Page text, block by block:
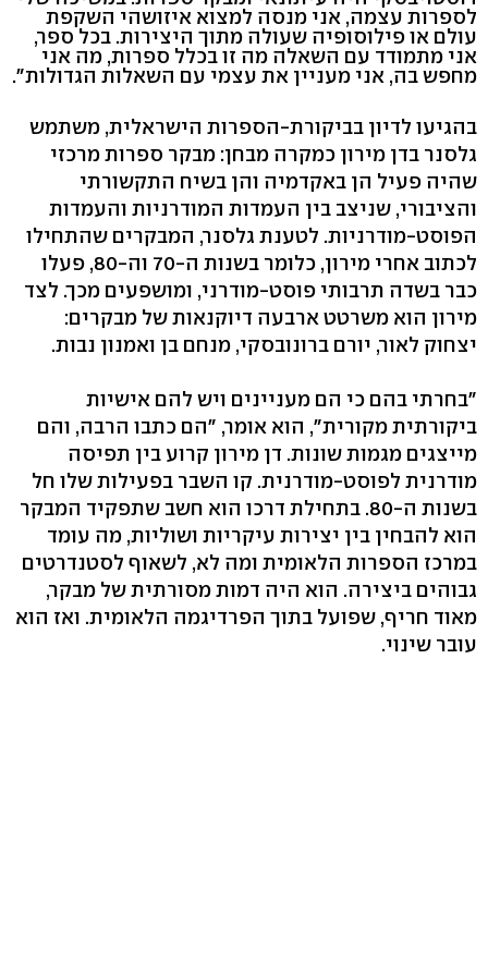
לספרות עצמה, אני מנסה למצוא איזושהי השקפת
עולם או פילוסופיה שעולה מתוך היצירות. בכל ספר,
אני מתמודד עם השאלה מה זו בכלל ספרות, מה אני
מחפש בה, אני מעניין את עצמי עם השאלות הגדולות".
בהגיעו לדיון בביקורת-הספרות הישראלית, משתמש
גלסנר בדן מירון כמקרה מבחן: מבקר ספרות מרכזי
שהיה פעיל הן באקדמיה והן בשיח התקשורתי
והציבורי, שניצב בין העמדות המודרניות והעמדות
הפוסט-מודרניות. לטענת גלסנר, המבקרים שהתחילו
לכתוב אחרי מירון, כלומר בשנות ה-70 וה-80, פעלו
כבר בשדה תרבותי פוסט-מודרני, ומושפעים מכך. לצד
מירון הוא משרטט ארבעה דיוקנאות של מבקרים:
יצחוק לאור, יורם ברונובסקי, מנחם בן ואמנון נבות.
"בחרתי בהם כי הם מעניינים ויש להם אישיות
ביקורתית מקורית", הוא אומר, "הם כתבו הרבה, והם
מייצגים מגמות שונות. דן מירון קרוע בין תפיסה
מודרנית לפוסט-מודרנית. קו השבר בפעילות שלו חל
בשנות ה-80. בתחילת דרכו הוא חשב שתפקיד המבקר
הוא להבחין בין יצירות עיקריות ושוליות, מה עומד
במרכז הספרות הלאומית ומה לא, לשאוף לסטנדרטים
גבוהים ביצירה. הוא היה דמות מסורתית של מבקר,
מאוד חריף, שפועל בתוך הפרדיגמה הלאומית. ואז הוא
עובר שינוי.